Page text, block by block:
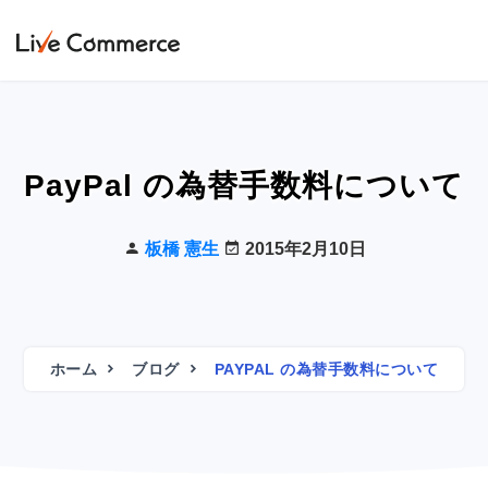
PayPal の為替手数料について
板橋 憲生 2015年2月10日
ホーム ブログ PAYPAL の為替手数料について